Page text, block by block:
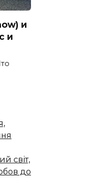
и
и
світ,
до